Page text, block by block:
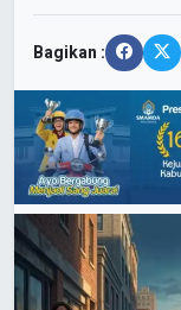
Bagikan :